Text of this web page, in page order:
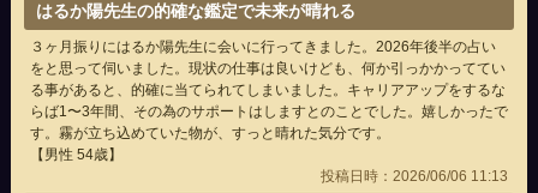
はるか陽先生の的確な鑑定で未来が晴れる
３ヶ月振りにはるか陽先生に会いに行ってきました。2026年後半の占い
をと思って伺いました。現状の仕事は良いけども、何か引っかかっててい
る事があると、的確に当てられてしまいました。キャリアアップをするな
らば1〜3年間、その為のサポートはしますとのことでした。嬉しかったで
す。霧が立ち込めていた物が、すっと晴れた気分です。
【男性 54歳】
投稿日時：2026/06/06 11:13